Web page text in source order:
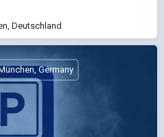
Deutschland
Germany